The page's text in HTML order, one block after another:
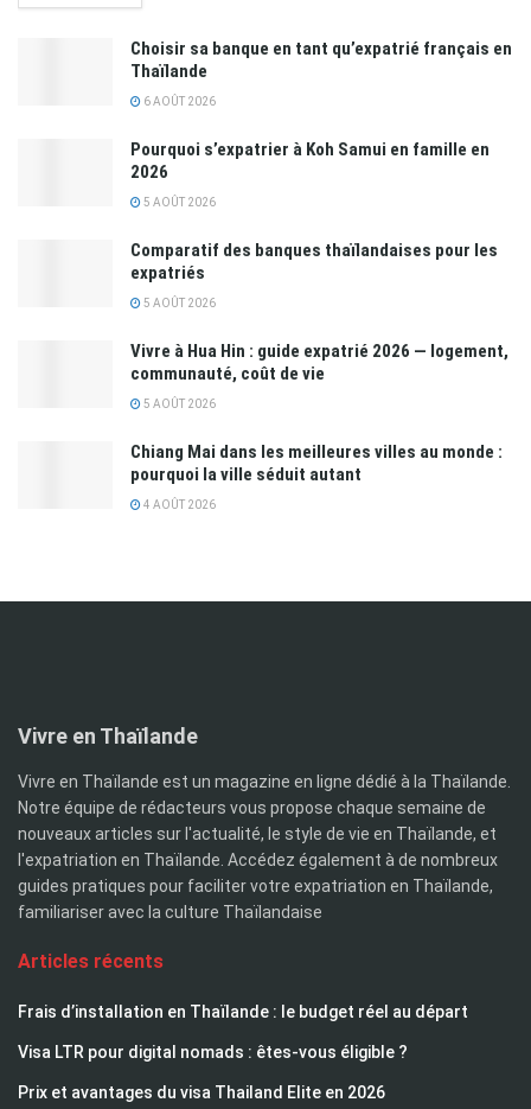
Choisir sa banque en tant qu’expatrié français en
Thaïlande
6 AOÛT 2026
Pourquoi s’expatrier à Koh Samui en famille en
2026
5 AOÛT 2026
Comparatif des banques thaïlandaises pour les
expatriés
5 AOÛT 2026
Vivre à Hua Hin : guide expatrié 2026 — logement,
communauté, coût de vie
5 AOÛT 2026
Chiang Mai dans les meilleures villes au monde :
pourquoi la ville séduit autant
4 AOÛT 2026
Vivre en Thaïlande
Vivre en Thaïlande est un magazine en ligne dédié à la Thaïlande.
Notre équipe de rédacteurs vous propose chaque semaine de
nouveaux articles sur l'actualité, le style de vie en Thaïlande, et
l'expatriation en Thaïlande. Accédez également à de nombreux
guides pratiques pour faciliter votre expatriation en Thaïlande,
familiariser avec la culture Thaïlandaise
Articles récents
Frais d’installation en Thaïlande : le budget réel au départ
Visa LTR pour digital nomads : êtes-vous éligible ?
Prix et avantages du visa Thailand Elite en 2026